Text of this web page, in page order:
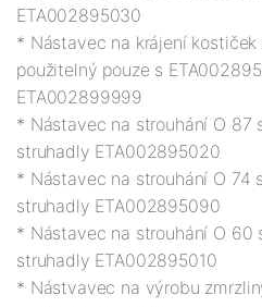
ETA002895030
* Nástavec na krájení
použitelný pouze s
ETA002899999
* Nástavec na strouhání O 87
struhadly ETA002895020
* Nástavec na strouhání O 74
struhadly ETA002895090
* Nástavec na strouhání O 60
struhadly ETA002895010
* Nástvavec na výrobu